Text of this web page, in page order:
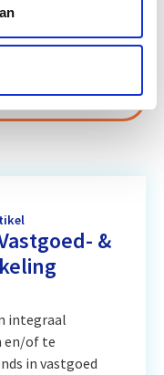
Start do 24 sep
Start wo 16 sep
&
integraal
en/of te
in vastgoed